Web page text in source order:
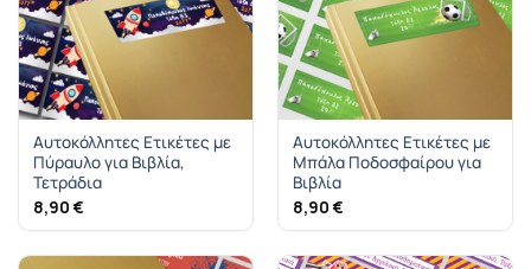
Αυτοκόλλητες Ετικέτες με
Πύραυλο για Βιβλία,
Τετράδια
8,90 €
Αυτοκόλλητες Ετικέτες με
Μπάλα Ποδοσφαίρου για
Βιβλία
8,90 €